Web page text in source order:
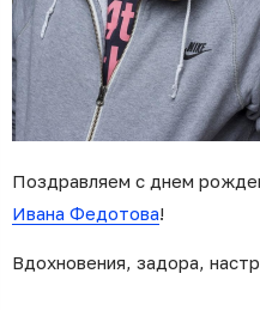
Поздравляем с днем
Ивана Федотова!
Вдохновения, задора,